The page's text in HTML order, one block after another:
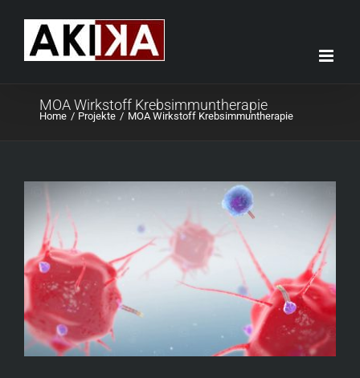
MOA Wirkstoff Krebsimmuntherapie
Home Projekte MOA Wirkstoff Krebsimmuntherapie